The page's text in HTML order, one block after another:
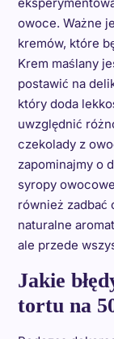
owoce. Ważne
kremów, które
Krem maślany
postawić na
który doda
uwzględnić
czekolady z
zapominajmy o
syropy
również zadbać
naturalne
ale przede
Jakie
tortu na